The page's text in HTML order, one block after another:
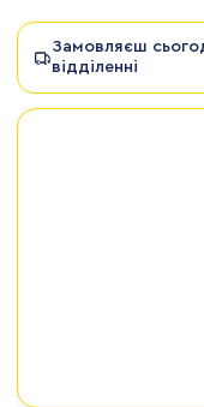
Замовляєш
відділенні